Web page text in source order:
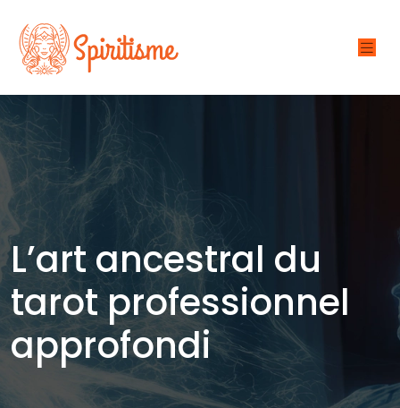
L’art ancestral du
tarot professionnel
approfondi